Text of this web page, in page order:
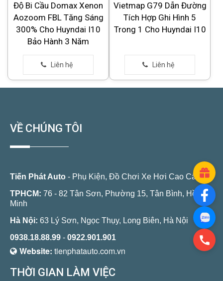
Độ Bi Cầu Domax Xenon
Aozoom FBL Tăng Sáng
300% Cho Huyndai I10
Bảo Hành 3 Năm
Vietmap G79 Dẫn Đường
Tích Hợp Ghi Hình 5
Trong 1 Cho Huyndai I10
VỀ CHÚNG TÔI
Tiến Phát Auto - Phụ Kiện, Đồ Chơi Xe Hơi Cao Cấp
TPHCM: 76 - 82 Tân Sơn, Phường 15, Tân Bình, Hồ Chí
Minh
Hà Nội: 63 Lý Sơn, Ngọc Thụy, Long Biên, Hà Nội
0938.18.88.99 - 0922.901.901
Website: tienphatauto.com.vn
THỜI GIAN LÀM VIỆC